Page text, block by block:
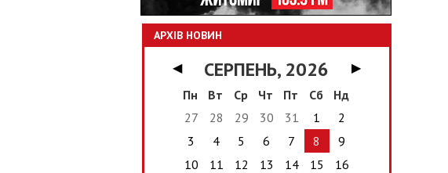
АРХІВ НОВИН
◀ СЕРПЕНЬ, 2026
▶
Пн
Вт Ср Чт Пт Сб
Нд
27
28 29 30 31 1
2
3
4 5 6 7 8
9
10
11 12 13 14 15
16